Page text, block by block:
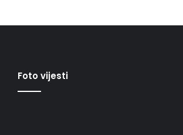
Foto vijesti